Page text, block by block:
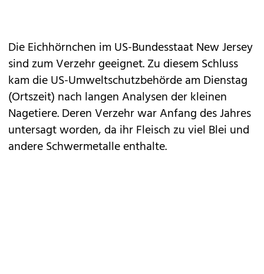
Die Eichhörnchen im US-Bundesstaat New Jersey
sind zum Verzehr geeignet. Zu diesem Schluss
kam die US-Umweltschutzbehörde am Dienstag
(Ortszeit) nach langen Analysen der kleinen
Nagetiere. Deren Verzehr war Anfang des Jahres
untersagt worden, da ihr Fleisch zu viel Blei und
andere Schwermetalle enthalte.